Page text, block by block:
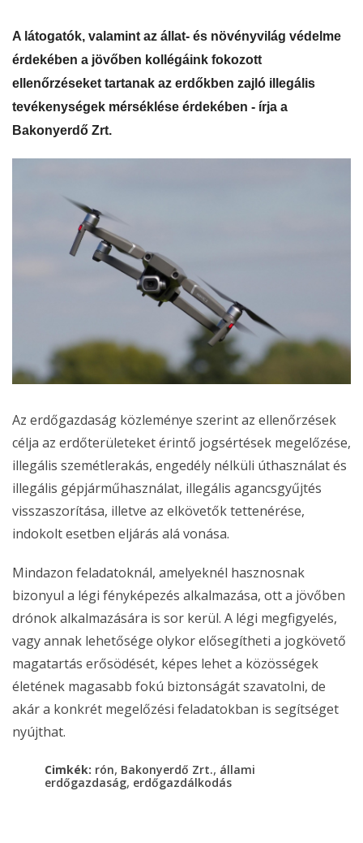
A látogatók, valamint az állat- és növényvilág védelme
érdekében a jövőben kollégáink fokozott
ellenőrzéseket tartanak az erdőkben zajló illegális
tevékenységek mérséklése érdekében - írja a
Bakonyerdő Zrt.
Az erdőgazdaság közleménye szerint az ellenőrzések
célja az erdőterületeket érintő jogsértések megelőzése,
illegális szemétlerakás, engedély nélküli úthasználat és
illegális gépjárműhasználat, illegális agancsgyűjtés
visszaszorítása, illetve az elkövetők tettenérése,
indokolt esetben eljárás alá vonása.
Mindazon feladatoknál, amelyeknél hasznosnak
bizonyul a légi fényképezés alkalmazása, ott a jövőben
drónok alkalmazására is sor kerül. A légi megfigyelés,
vagy annak lehetősége olykor elősegítheti a jogkövető
magatartás erősödését, képes lehet a közösségek
életének magasabb fokú biztonságát szavatolni, de
akár a konkrét megelőzési feladatokban is segítséget
nyújthat.
Cimkék: rón, Bakonyerdő Zrt., állami
erdőgazdaság, erdőgazdálkodás